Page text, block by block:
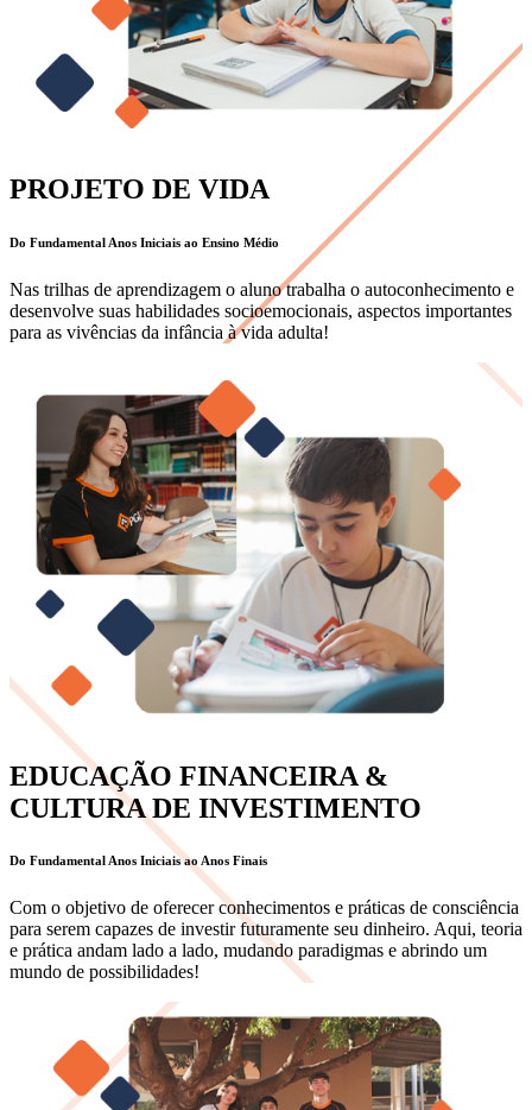
PROJETO DE VIDA
Do Fundamental Anos Iniciais ao Ensino Médio
Nas trilhas de aprendizagem o aluno trabalha o autoconhecimento e
desenvolve suas habilidades socioemocionais, aspectos importantes
para as vivências da infância à vida adulta!
EDUCAÇÃO FINANCEIRA &
CULTURA DE INVESTIMENTO
Do Fundamental Anos Iniciais ao Anos Finais
Com o objetivo de oferecer conhecimentos e práticas de consciência
para serem capazes de investir futuramente seu dinheiro. Aqui, teoria
e prática andam lado a lado, mudando paradigmas e abrindo um
mundo de possibilidades!